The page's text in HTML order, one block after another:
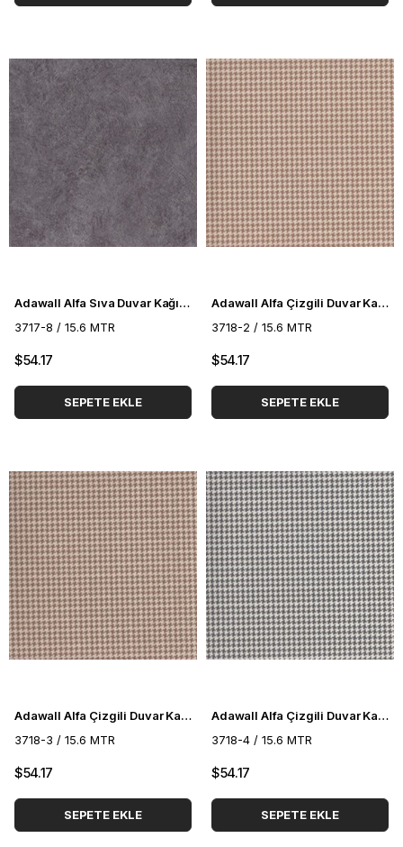
Adawall Alfa Sıva Duvar Kağıdı 3717-8
3717-8 / 15.6 MTR
$54.17
SEPETE EKLE
Adawall Alfa Çizgili Duvar Kağıdı 3718-2
3718-2 / 15.6 MTR
$54.17
SEPETE EKLE
Adawall Alfa Çizgili Duvar Kağıdı 3718-3
3718-3 / 15.6 MTR
$54.17
SEPETE EKLE
Adawall Alfa Çizgili Duvar Kağıdı 3718-4
3718-4 / 15.6 MTR
$54.17
SEPETE EKLE